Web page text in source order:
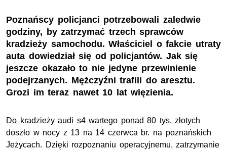
Poznańscy policjanci potrzebowali zaledwie
godziny, by zatrzymać trzech sprawców
kradzieży samochodu. Właściciel o fakcie utraty
auta dowiedział się od policjantów. Jak się
jeszcze okazało to nie jedyne przewinienie
podejrzanych. Mężczyźni trafili do aresztu.
Grozi im teraz nawet 10 lat więzienia.
Do kradzieży audi s4 wartego ponad 80 tys. złotych
doszło w nocy z 13 na 14 czerwca br. na poznańskich
Jeżycach. Dzięki rozpoznaniu operacyjnemu, zatrzymanie